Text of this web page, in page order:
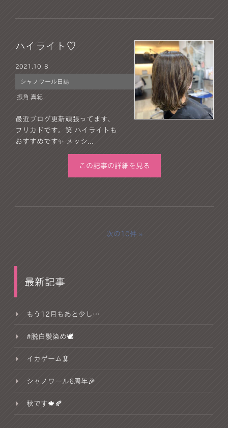
ハイライト♡
2021. 10. 8
シャノワール日誌
振角 真紀
最近ブログ更新頑張ってます、
フリカドです。笑 ハイライトも
おすすめです✨ メッシ...
この記事の詳細を見る
次の10件
最新記事
もう12月もあと少し…
#脱白髪染め🕊
イカゲーム🦑
シャノワール6周年🎉
秋です🍁🍂